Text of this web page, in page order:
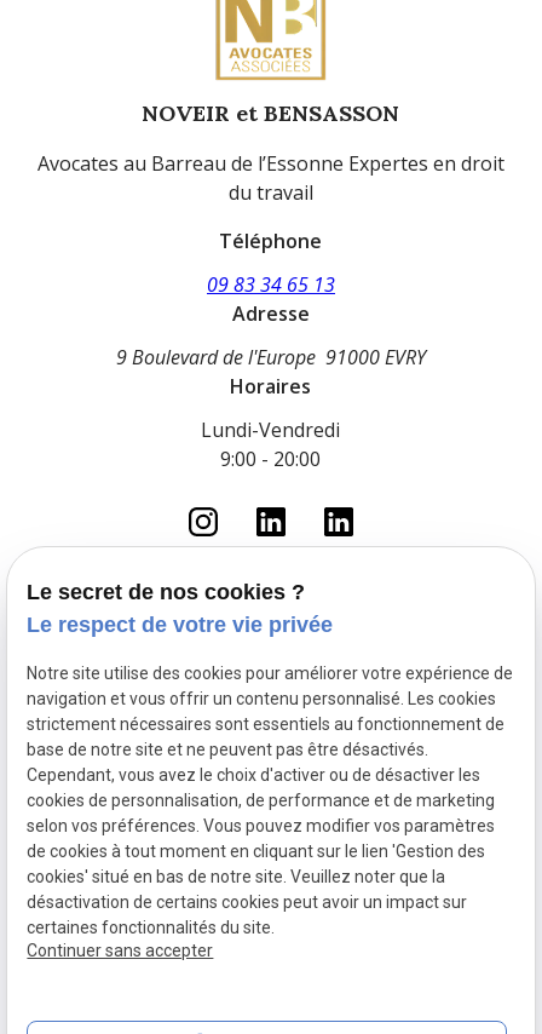
NOVEIR et BENSASSON
Avocates au Barreau de l’Essonne Expertes en droit
du travail
Téléphone
09 83 34 65 13
Adresse
9 Boulevard de l'Europe 91000 EVRY
Horaires
Lundi-Vendredi
9:00 - 20:00
Accueil
Le cabinet
Droit du travail
Fonction Publique
Droit pénal routier
Droit pénal
Actualités
Mentions légales
Politique de confidentialité
Plan du site
Gestion des cookies
SIRET :90340579300014
Le secret de nos cookies ?
Le respect de votre vie privée
Notre site utilise des cookies pour améliorer votre expérience de
navigation et vous offrir un contenu personnalisé. Les cookies
strictement nécessaires sont essentiels au fonctionnement de
base de notre site et ne peuvent pas être désactivés.
Cependant, vous avez le choix d'activer ou de désactiver les
cookies de personnalisation, de performance et de marketing
selon vos préférences. Vous pouvez modifier vos paramètres
de cookies à tout moment en cliquant sur le lien 'Gestion des
cookies' situé en bas de notre site. Veuillez noter que la
désactivation de certains cookies peut avoir un impact sur
certaines fonctionnalités du site.
Continuer sans accepter